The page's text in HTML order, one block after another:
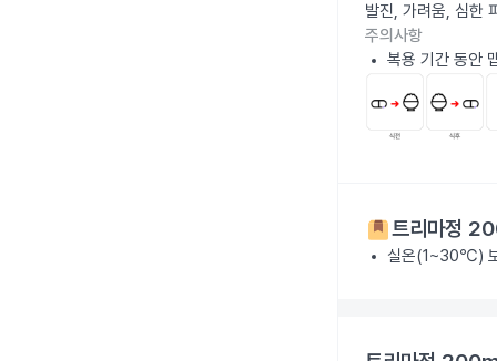
발진, 가려움, 심한
주의사항
복용 기간 동안
트리마정
실온(1~30℃)